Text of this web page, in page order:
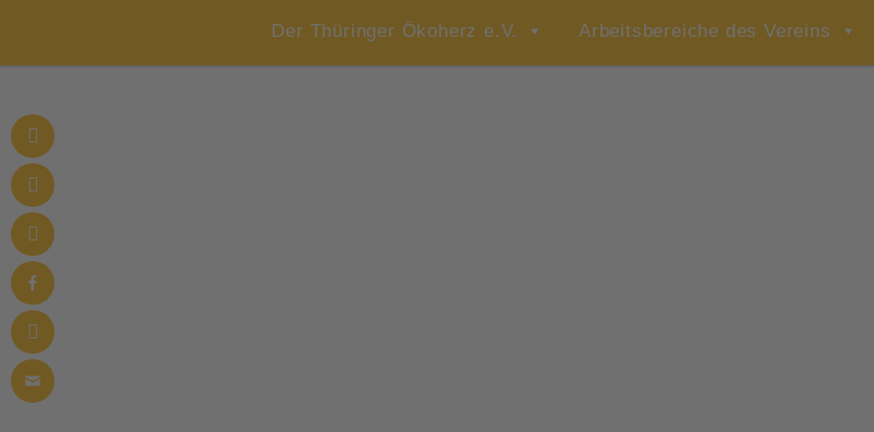
Der Thüringer Ökoherz e.V. Arbeitsbereiche des Vereins